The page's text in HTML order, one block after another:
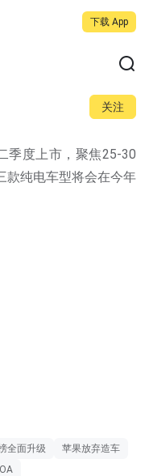
下载 App
关注
季度上市，聚焦25-30
款纯电车型将会在今年
全面升级
苹果放弃造车